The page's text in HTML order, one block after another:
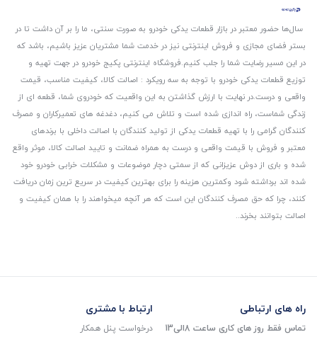
سال‌ها حضور معتبر در بازار قطعات یدکی خودرو به صورت سنتی، ما را بر آن داشت تا در
بستر فضای مجازی و فروش اینترنتی نیز در خدمت شما مشتریان عزیز باشیم، باشد که
در این مسیر رضایت شما را جلب کنیم.فروشگاه اینترنتی پکیج خودرو در جهت تهیه و
توزیع قطعات یدکی خودرو با توجه به سه رویکرد : اصالت کالا، کیفیت مناسب، قیمت
واقعی و درست.در نهایت با ارزش گذاشتن به این واقعیت که خودروی شما، قطعه ای از
زندگی شماست، راه اندازی شده است و تلاش می کنیم، دغدغه های تعمیرکاران و مصرف
کنندگان گرامی را با تهیه قطعات یدکی از تولید کنندگان با اصالت داخلی با برندهای
معتبر و فروش با قیمت واقعی و درست به همراه ضمانت و تایید اصالت کالا، موثر واقع
شده و باری از دوش عزیزانی که از سمتی دچار موضوعات و مشکلات خرابی خودرو خود
شده اند برداشته شود و‌کمترین هزینه را برای بهترین کیفیت در سریع ترین زمان دریافت
کنند، چرا که حق مصرف کنندگان این است که هر آنچه میخواهند را با همان کیفیت و
اصالت بتوانند بخرند..
راه های ارتباطی
تماس فقط روز های کاری ساعت 8الی13
ارتباط با مشتری
درخواست پنل همکار